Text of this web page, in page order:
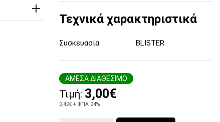
Τεχνικά χαρακτηριστικά
Συσκευασία BLISTER
ΑΜΕΣΑ ΔΙΑΘΕΣΙΜΟ
Τιμή: 3,00€
2,42€ + ΦΠΑ 24%